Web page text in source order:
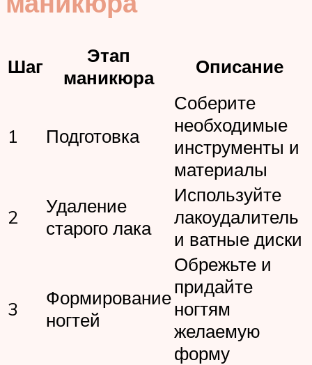
Шаг
Этап
маникюра
Описание
1 Подготовка
Соберите
необходимые
инструменты и
материалы
2
Удаление
старого лака
Используйте
лакоудалитель
и ватные диски
3
Формирование
ногтей
Обрежьте и
придайте
ногтям
желаемую
форму